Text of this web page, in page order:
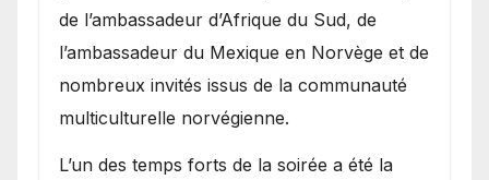
de l’ambassadeur d’Afrique du Sud, de
l’ambassadeur du Mexique en Norvège et de
nombreux invités issus de la communauté
multiculturelle norvégienne.
​L’un des temps forts de la soirée a été la